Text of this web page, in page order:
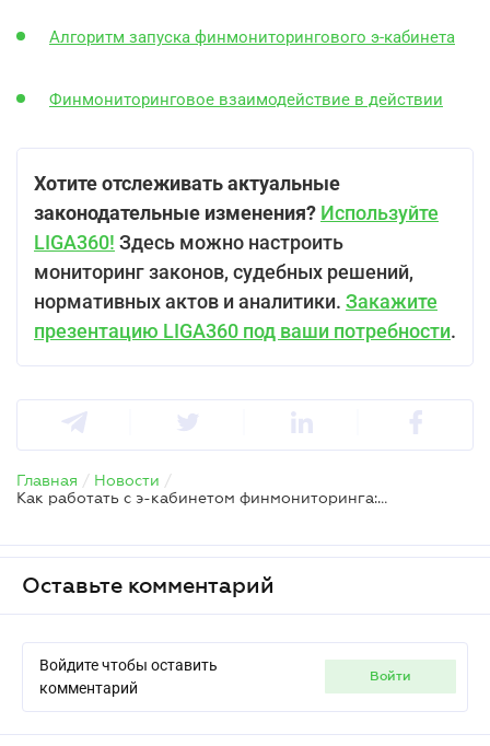
Алгоритм запуска финмониторингового э-кабинета
Финмониторинговое взаимодействие в действии
Хотите отслеживать актуальные
законодательные изменения? Используйте
LIGA360! Здесь можно настроить
мониторинг законов, судебных решений,
нормативных актов и аналитики. Закажите
презентацию LIGA360 под ваши потребности.
Главная / Новости /
Как работать с э-кабинетом финмониторинга: опубликовано информационное письмо
Оставьте комментарий
Войдите чтобы оставить
комментарий
войти